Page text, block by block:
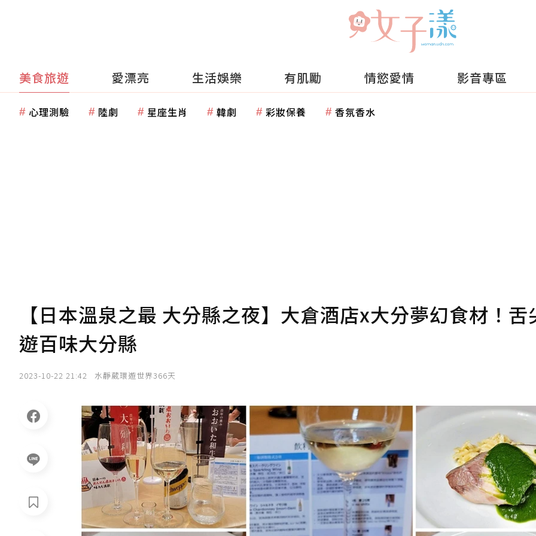
美食旅遊 愛漂亮 生活娛樂 有肌勵 情慾愛情 影音專區
心理測驗 陸劇 星座生肖 韓劇 彩妝保養 香氛香水
【日本溫泉之最 大分縣之夜】大倉酒店x大分夢幻食材！舌
遊百味大分縣
2023-10-22 21:42 水靜葳環遊世界366天